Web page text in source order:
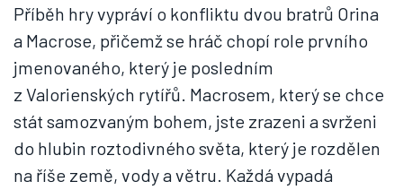
Příběh hry vypráví o konfliktu dvou bratrů Orina
a Macrose, přičemž se hráč chopí role prvního
jmenovaného, který je posledním
z Valorienských rytířů. Macrosem, který se chce
stát samozvaným bohem, jste zrazeni a svrženi
do hlubin roztodivného světa, který je rozdělen
na říše země, vody a větru. Každá vypadá